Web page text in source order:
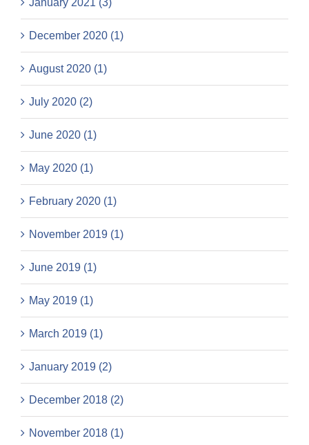
January 2021 (3)
December 2020 (1)
August 2020 (1)
July 2020 (2)
June 2020 (1)
May 2020 (1)
February 2020 (1)
November 2019 (1)
June 2019 (1)
May 2019 (1)
March 2019 (1)
January 2019 (2)
December 2018 (2)
November 2018 (1)